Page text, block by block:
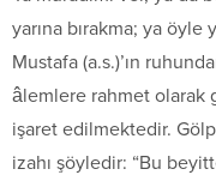
yarına bırakma; ya
Mustafa (a.s.)’ın
âlemlere rahmet olarak
işaret edilmektedir.
izahı şöyledir: “Bu